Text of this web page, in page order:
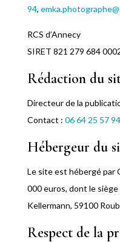
94,
RCS d’Annecy
SIRET 821 279 684
Rédaction du
Directeur de la
Contact : 06 64 25 57 94
Hébergeur du
Le site est hébergé par
000 euros, dont le
Kellermann, 59100
Respect de la